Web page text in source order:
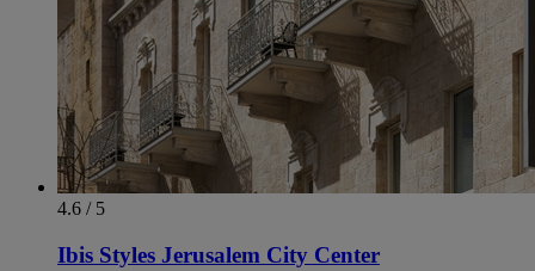
4.6 / 5
Ibis Styles Jerusalem City Center